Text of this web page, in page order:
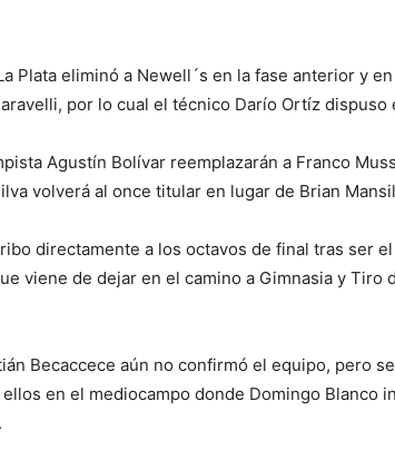
Plata eliminó a Newell´s en la fase anterior y
por lo cual el técnico Darío Ortíz dispuso
Agustín Bolívar reemplazarán a Franco
volverá al once titular en lugar de Brian
directamente a los octavos de final tras ser
viene de dejar en el camino a Gimnasia y Tiro
Becaccece aún no confirmó el equipo, pero
en el mediocampo donde Domingo Blanco